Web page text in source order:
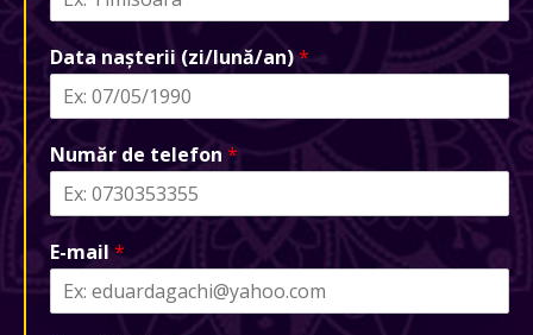
Data nașterii (zi/lună/an)*
Număr de telefon *
E-mail *